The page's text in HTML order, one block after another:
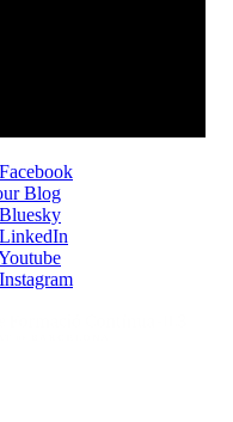
Blog